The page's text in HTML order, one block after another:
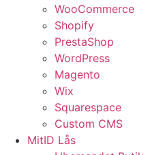
WooCommerce
Shopify
PrestaShop
WordPress
Magento
Wix
Squarespace
Custom CMS
MitID Lås